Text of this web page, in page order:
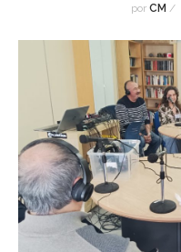
por CM /